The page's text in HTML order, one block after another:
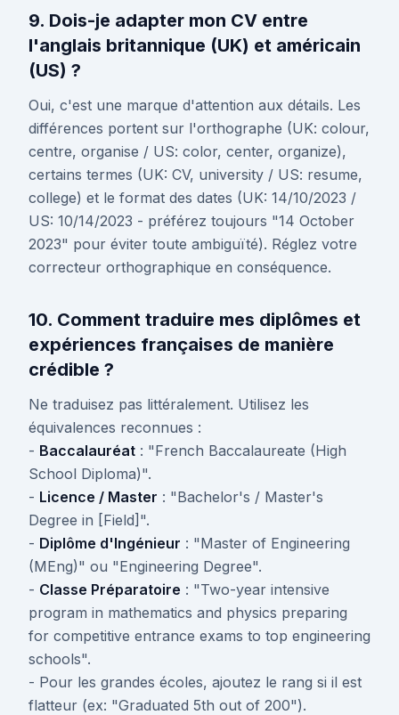
9. Dois-je adapter mon CV entre
l'anglais britannique (UK) et américain
(US) ?
Oui, c'est une marque d'attention aux détails. Les
différences portent sur l'orthographe (UK: colour,
centre, organise / US: color, center, organize),
certains termes (UK: CV, university / US: resume,
college) et le format des dates (UK: 14/10/2023 /
US: 10/14/2023 - préférez toujours "14 October
2023" pour éviter toute ambiguïté). Réglez votre
correcteur orthographique en conséquence.
10. Comment traduire mes diplômes et
expériences françaises de manière
crédible ?
Ne traduisez pas littéralement. Utilisez les
équivalences reconnues :
- Baccalauréat : "French Baccalaureate (High
School Diploma)".
- Licence / Master : "Bachelor's / Master's
Degree in [Field]".
- Diplôme d'Ingénieur : "Master of Engineering
(MEng)" ou "Engineering Degree".
- Classe Préparatoire : "Two-year intensive
program in mathematics and physics preparing
for competitive entrance exams to top engineering
schools".
- Pour les grandes écoles, ajoutez le rang si il est
flatteur (ex: "Graduated 5th out of 200").